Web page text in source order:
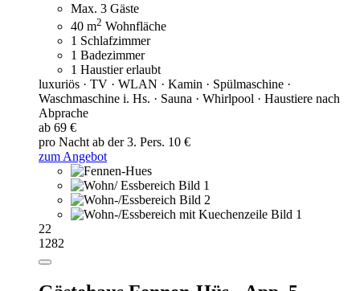
Max. 3 Gäste
40 m2 Wohnfläche
1 Schlafzimmer
1 Badezimmer
1 Haustier erlaubt
luxuriös · TV · WLAN · Kamin · Spülmaschine ·
Waschmaschine i. Hs. · Sauna · Whirlpool · Haustiere nach
Abprache
ab 69 €
pro Nacht ab der 3. Pers. 10 €
zum Angebot
22
1282